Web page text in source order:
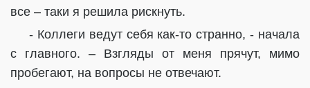
все – таки я решила рискнуть.
- Коллеги ведут себя как-то странно, - начала
с главного. – Взгляды от меня прячут, мимо
пробегают, на вопросы не отвечают.